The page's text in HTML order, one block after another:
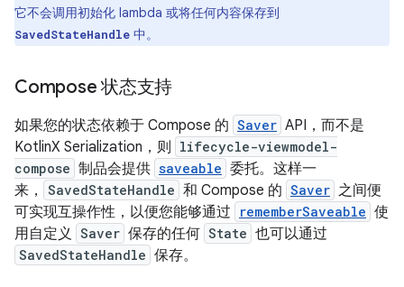
它不会调用初始化 lambda 或将任何内容保存到
SavedStateHandle 中。
Compose 状态支持
如果您的状态依赖于 Compose 的 Saver API，而不是
KotlinX Serialization，则
lifecycle-viewmodel-
compose 制品会提供 saveable 委托。这样一
来，
SavedStateHandle 和 Compose 的 Saver 之间便
可实现互操作性，以便您能够通过
rememberSaveable 使
用自定义 Saver 保存的任何 State 也可以通过
SavedStateHandle 保存。